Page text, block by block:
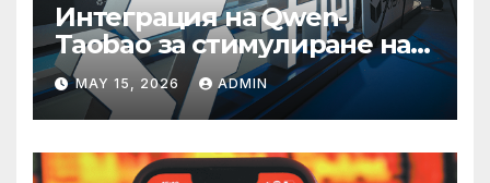
Интеграция на Qwen-
Taobao за стимулиране на
пазаруването 618
MAY 15, 2026 ADMIN